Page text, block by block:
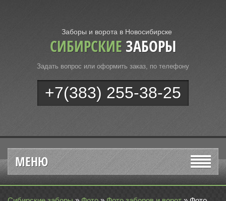
Заборы и ворота в Новосибирске
СИБИРСКИЕ ЗАБОРЫ
Задать вопрос или оформить заказ, по телефону
+7(383) 255-38-25
МЕНЮ